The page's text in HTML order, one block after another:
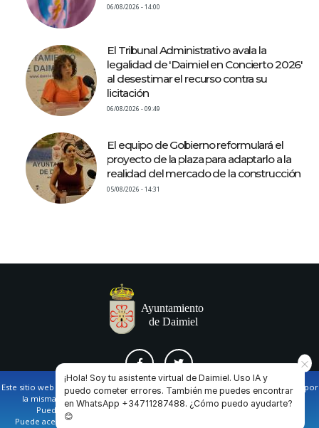
06/08/2026 - 14:00
El Tribunal Administrativo avala la
legalidad de 'Daimiel en Concierto 2026'
al desestimar el recurso contra su
licitación
06/08/2026 - 09:49
El equipo de Gobierno reformulará el
proyecto de la plaza para adaptarlo a la
realidad del mercado de la construcción
05/08/2026 - 14:31
AVISO LEGAL Y POLÍTICA DE PRIVACIDAD COOKIES CONTACTO
Este sitio web utiliza cookies propias y de terceros para facilitar la navegación por
la misma y obtener datos estadísticos de la navegación de los usuarios.
Puede obtener más información en nuestrapolítica de cookies
Puede aceptar todas las cookies pulsando en el botón de “Aceptar”, o bien
¡Hola! Soy tu asistente virtual de Daimiel. Uso IA y
puedo cometer errores. También me puedes encontrar
en WhatsApp +34711287488. ¿Cómo puedo ayudarte?
😊